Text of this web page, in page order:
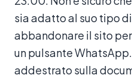
sia adatto al suo tipo
abbandonare il sito
un pulsante
addestrato sulla